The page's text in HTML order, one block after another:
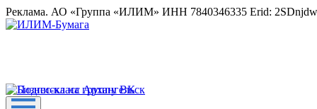
Реклама. АО «Группа «ИЛИМ» ИНН 7840346335 Erid: